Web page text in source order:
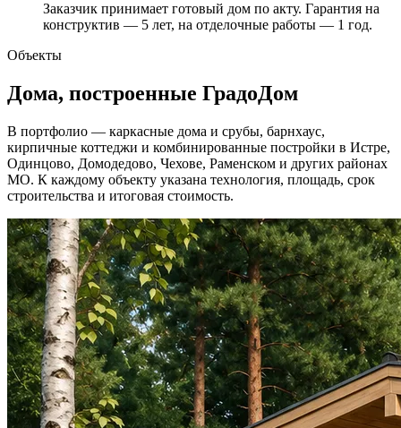
Заказчик принимает готовый дом по акту. Гарантия на
конструктив — 5 лет, на отделочные работы — 1 год.
Объекты
Дома, построенные ГрадоДом
В портфолио — каркасные дома и срубы, барнхаус,
кирпичные коттеджи и комбинированные постройки в Истре,
Одинцово, Домодедово, Чехове, Раменском и других районах
МО. К каждому объекту указана технология, площадь, срок
строительства и итоговая стоимость.